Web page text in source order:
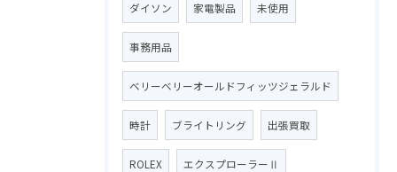
ダイソン 家電製品 未使用
事務用品
ベリーベリーオールドフィッツジェラルド
時計 ブライトリング 出張買取
ROLEX エクスプローラーⅡ